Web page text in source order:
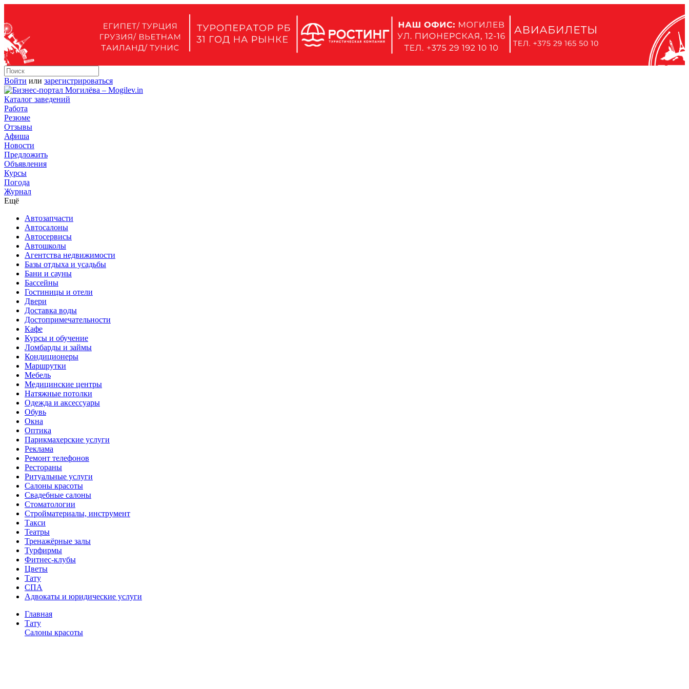
Войти или зарегистрироваться
Каталог заведений
Работа
Резюме
Отзывы
Афиша
Новости
Предложить
Объявления
Курсы
Погода
Журнал
Ещё
Автозапчасти
Автосалоны
Автосервисы
Автошколы
Агентства недвижимости
Базы отдыха и усадьбы
Бани и сауны
Бассейны
Гостиницы и отели
Двери
Доставка воды
Достопримечательности
Кафе
Курсы и обучение
Ломбарды и займы
Кондиционеры
Маршрутки
Мебель
Медицинские центры
Натяжные потолки
Одежда и аксессуары
Обувь
Окна
Оптика
Парикмахерские услуги
Реклама
Ремонт телефонов
Рестораны
Ритуальные услуги
Салоны красоты
Свадебные салоны
Стоматологии
Стройматериалы, инструмент
Такси
Театры
Тренажёрные залы
Турфирмы
Фитнес-клубы
Цветы
Тату
СПА
Адвокаты и юридические услуги
Главная
Тату
Салоны красоты